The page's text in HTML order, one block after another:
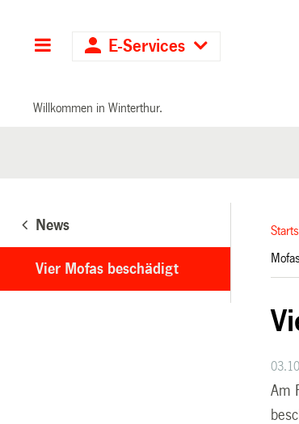
Hauptnavigation
E-Services
Willkommen in Winterthur.
News
Vier Mofas beschädigt
Am